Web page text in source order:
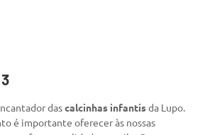
dascalcinhas infantisda Lupo.
é importante oferecer às nossas